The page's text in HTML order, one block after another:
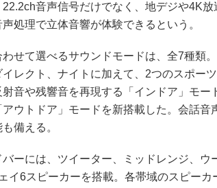
22.2ch音声信号だけでなく、地デジや4K
処理で立体音響が体験できるという。
わせて選べるサウンドモードは、全7種類
イレクト、ナイトに加えて、2つのスポー
射音や残響音を再現する「インドア」モー
ウトドア」モードを新搭載した。会話音
備える。
ーには、ツイーター、ミッドレンジ、ウ
イ6スピーカーを搭載。各帯域のスピー